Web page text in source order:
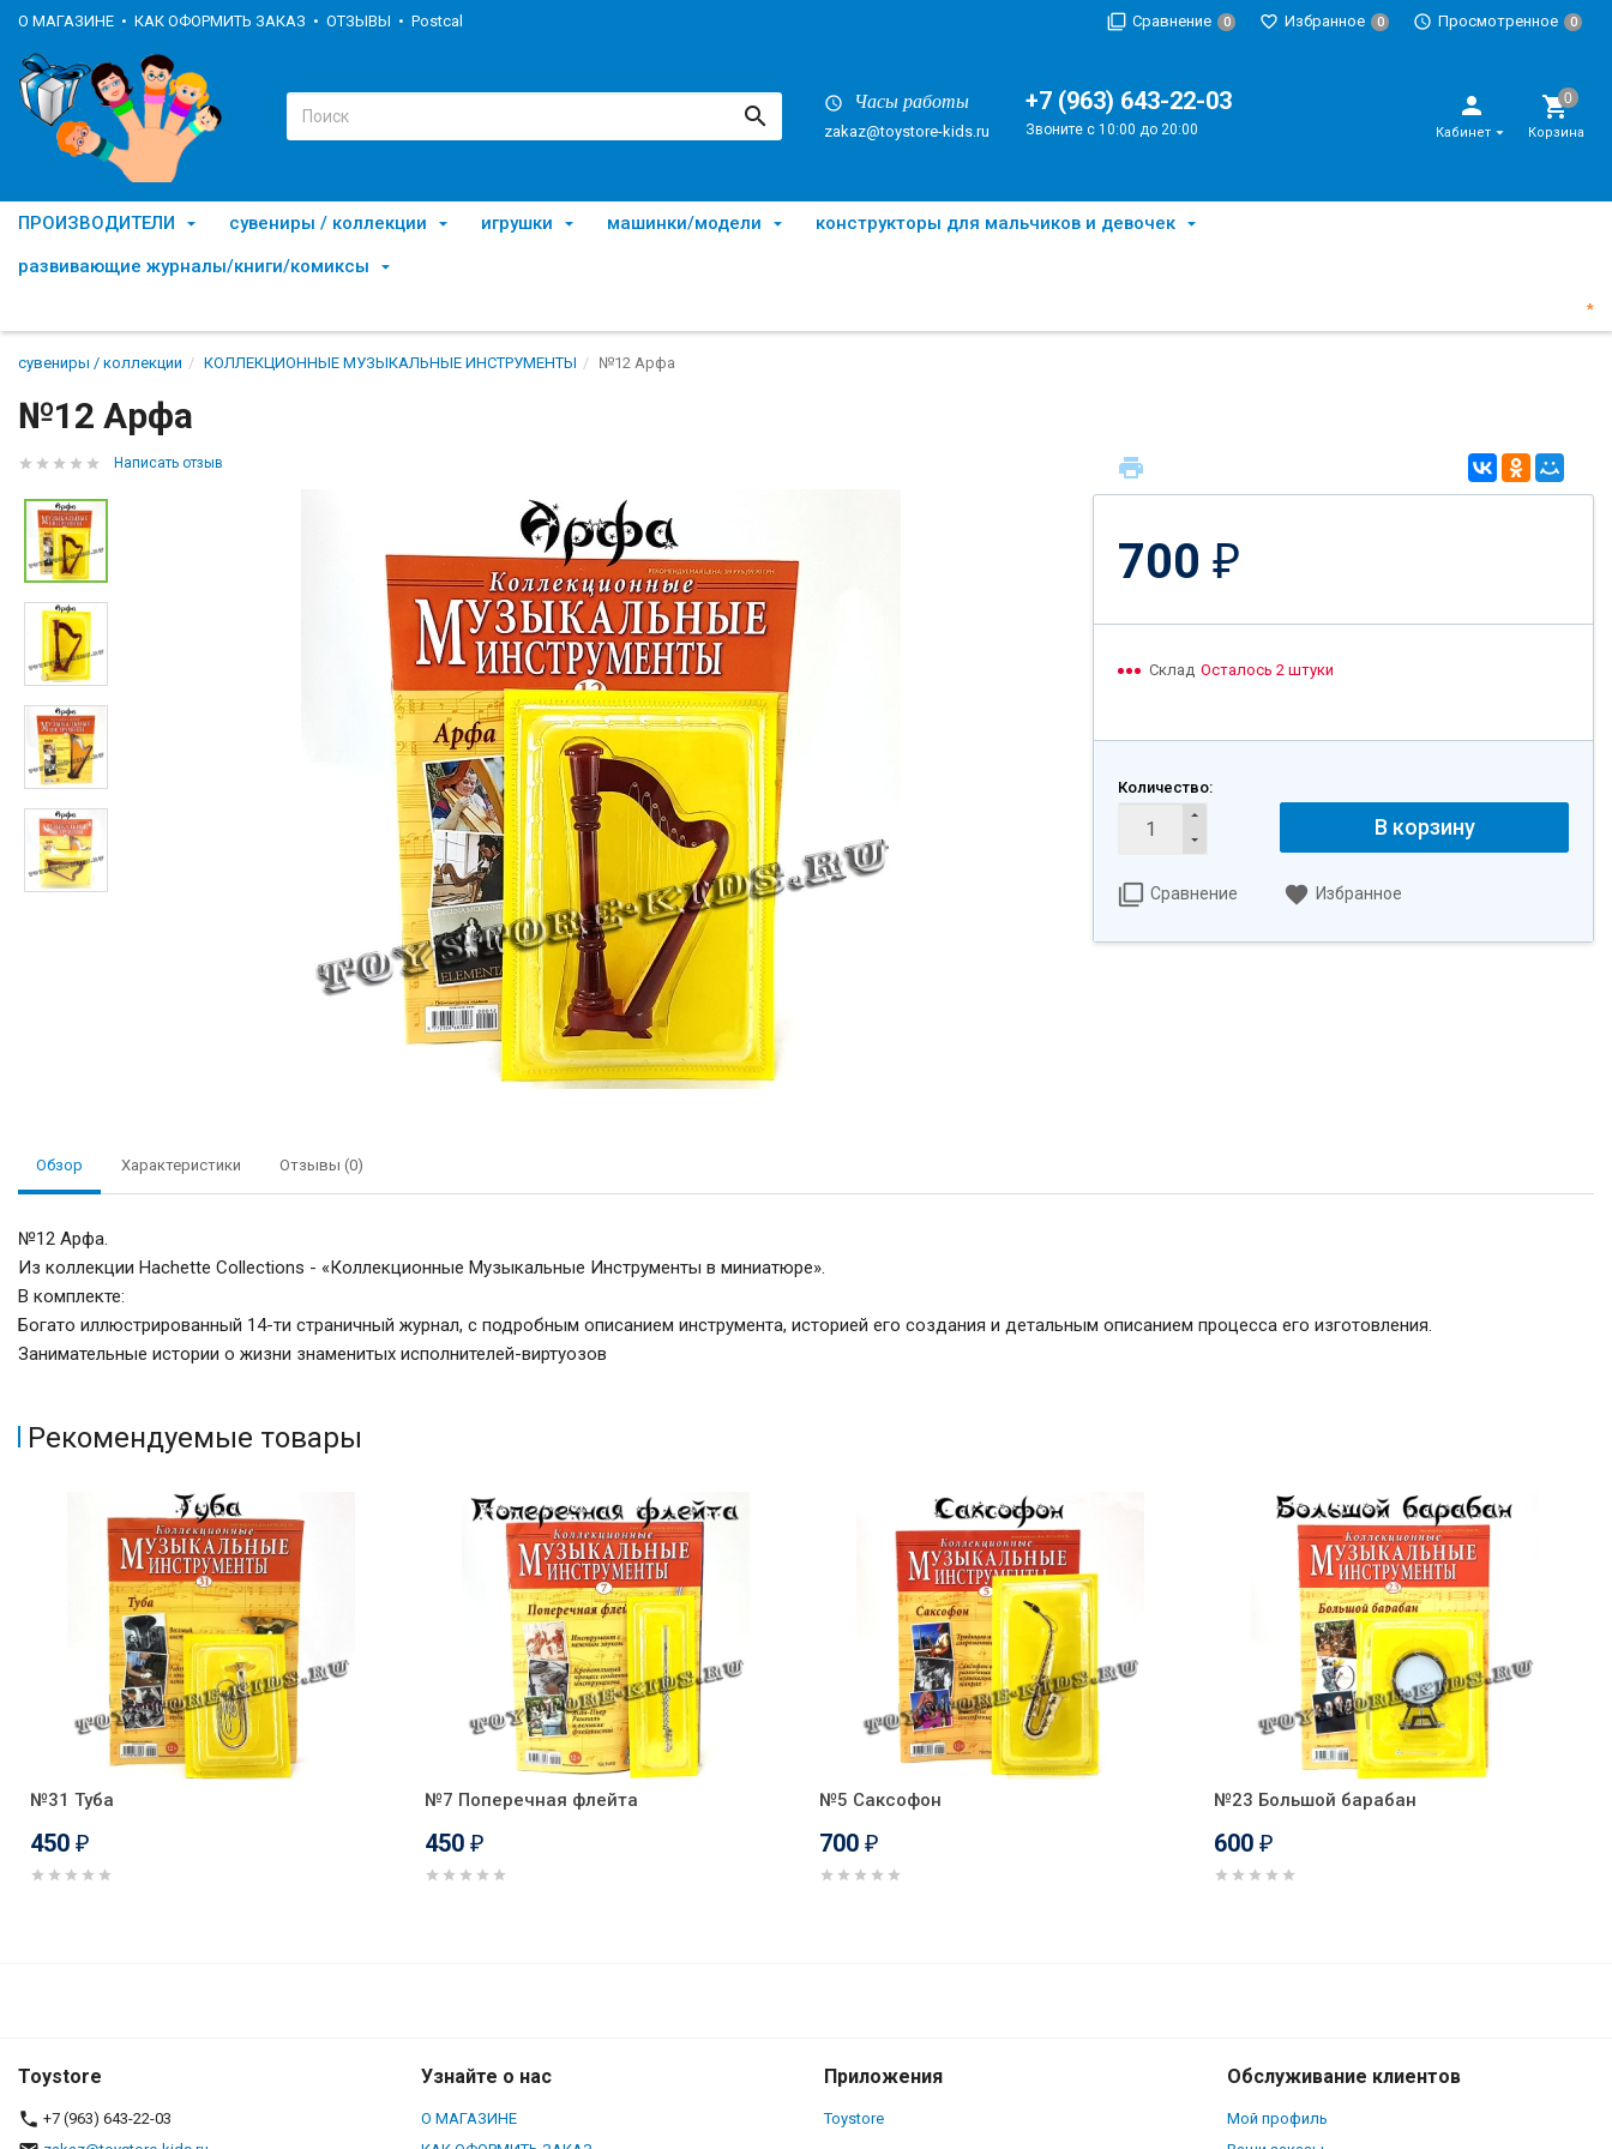
О МАГАЗИНЕ КАК ОФОРМИТЬ ЗАКАЗ ОТЗЫВЫ Postcal Сравнение 0 Избранное 0 Просмотренное 0
Часы работы
zakaz@toystore-kids.ru
+7 (963) 643-22-03
Звоните с 10:00 до 20:00 Кабинет Корзина
ПРОИЗВОДИТЕЛИ сувениры / коллекции игрушки машинки/модели
конструкторы для мальчиков и девочек
развивающие журналы/книги/комиксы
*
сувениры / коллекции КОЛЛЕКЦИОННЫЕ МУЗЫКАЛЬНЫЕ ИНСТРУМЕНТЫ №12 Арфа
№12 Арфа
Написать отзыв
700 ₽
Склад Осталось 2 штуки
Количество:
В корзину
Сравнение Избранное
Обзор Характеристики Отзывы (0)
№12 Арфа.
Из коллекции Hachette Collections - «Коллекционные Музыкальные Инструменты в миниатюре».
В комплекте:
Богато иллюстрированный 14-ти страничный журнал, с подробным описанием инструмента, историей его создания и детальным описанием процесса его изготовления.
Занимательные истории о жизни знаменитых исполнителей-виртуозов
Рекомендуемые товары
№31 Туба
450 ₽
№7 Поперечная флейта
450 ₽
№5 Саксофон
700 ₽
№23 Большой барабан
600 ₽
Toystore
+7 (963) 643-22-03
Узнайте о нас
О МАГАЗИНЕ
Приложения
Toystore
Обслуживание клиентов
Мой профиль